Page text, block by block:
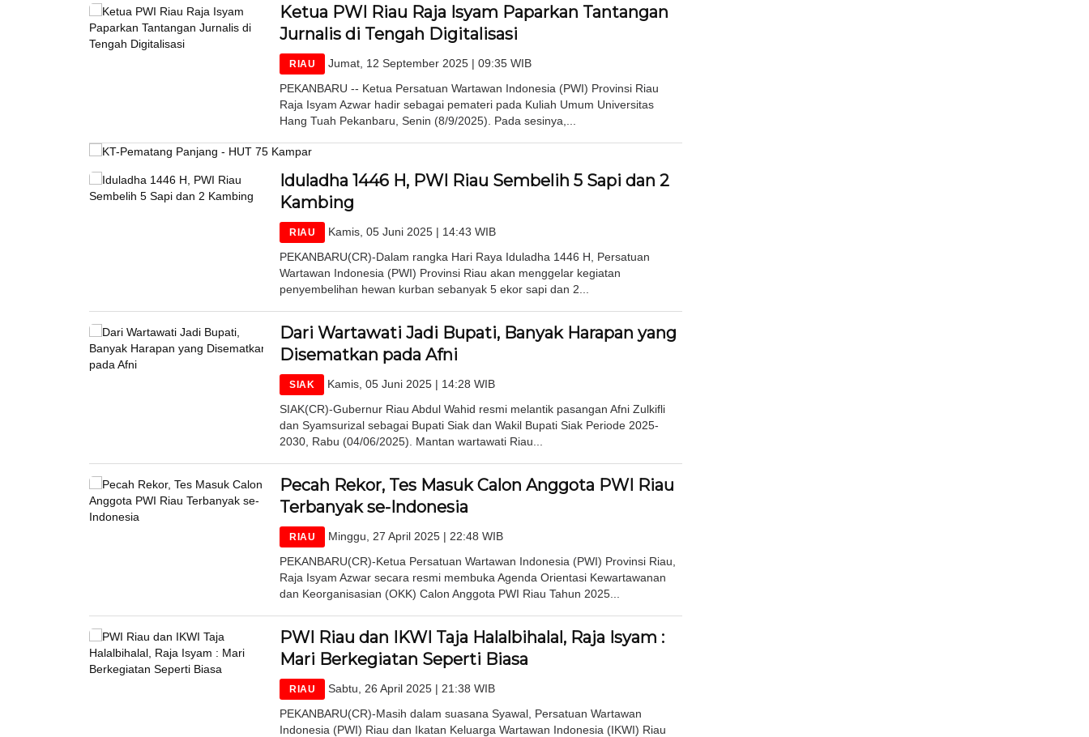
Ketua PWI Riau Raja Isyam Paparkan Tantangan
Jurnalis di Tengah Digitalisasi
RIAU
Jumat, 12 September 2025 | 09:35 WIB
PEKANBARU -- Ketua Persatuan Wartawan Indonesia (PWI) Provinsi Riau
Raja Isyam Azwar hadir sebagai pemateri pada Kuliah Umum Universitas
Hang Tuah Pekanbaru, Senin (8/9/2025). Pada sesinya,...
Iduladha 1446 H, PWI Riau Sembelih 5 Sapi dan 2
Kambing
RIAU
Kamis, 05 Juni 2025 | 14:43 WIB
PEKANBARU(CR)-Dalam rangka Hari Raya Iduladha 1446 H, Persatuan
Wartawan Indonesia (PWI) Provinsi Riau akan menggelar kegiatan
penyembelihan hewan kurban sebanyak 5 ekor sapi dan 2...
Dari Wartawati Jadi Bupati, Banyak Harapan yang
Disematkan pada Afni
SIAK
Kamis, 05 Juni 2025 | 14:28 WIB
SIAK(CR)-Gubernur Riau Abdul Wahid resmi melantik pasangan Afni Zulkifli
dan Syamsurizal sebagai Bupati Siak dan Wakil Bupati Siak Periode 2025-
2030, Rabu (04/06/2025). Mantan wartawati Riau...
Pecah Rekor, Tes Masuk Calon Anggota PWI Riau
Terbanyak se-Indonesia
RIAU
Minggu, 27 April 2025 | 22:48 WIB
PEKANBARU(CR)-Ketua Persatuan Wartawan Indonesia (PWI) Provinsi Riau,
Raja Isyam Azwar secara resmi membuka Agenda Orientasi Kewartawanan
dan Keorganisasian (OKK) Calon Anggota PWI Riau Tahun 2025...
PWI Riau dan IKWI Taja Halalbihalal, Raja Isyam :
Mari Berkegiatan Seperti Biasa
RIAU
Sabtu, 26 April 2025 | 21:38 WIB
PEKANBARU(CR)-Masih dalam suasana Syawal, Persatuan Wartawan
Indonesia (PWI) Riau dan Ikatan Keluarga Wartawan Indonesia (IKWI) Riau